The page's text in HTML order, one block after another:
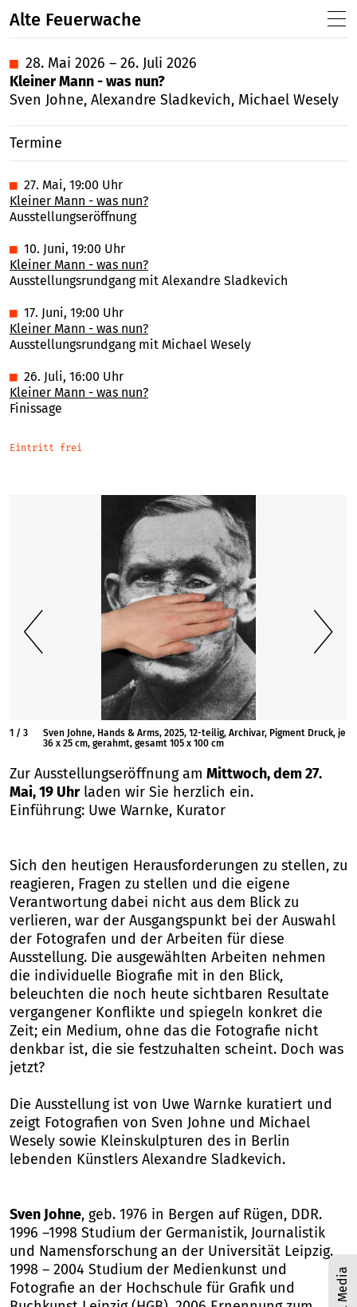
Alte Feuerwache
■ 28. Mai 2026 – 26. Juli 2026
Kleiner Mann - was nun?
Sven Johne, Alexandre Sladkevich, Michael Wesely
Termine
■ 27. Mai, 19:00 Uhr
Kleiner Mann - was nun?
Ausstellungseröffnung
■ 10. Juni, 19:00 Uhr
Kleiner Mann - was nun?
Ausstellungsrundgang mit Alexandre Sladkevich
■ 17. Juni, 19:00 Uhr
Kleiner Mann - was nun?
Ausstellungsrundgang mit Michael Wesely
■ 26. Juli, 16:00 Uhr
Kleiner Mann - was nun?
Finissage
Eintritt frei
Sven Johne, Hands & Arms, 2025, 12-teilig, Archivar, Pigment Druck, je
36 x 25 cm, gerahmt, gesamt 105 x 100 cm
1 / 3
Zur Ausstellungseröffnung am Mittwoch, dem 27.
Mai, 19 Uhrladen wir Sie herzlich ein.
Einführung: Uwe Warnke, Kurator
Sich den heutigen Herausforderungen zu stellen, zu
reagieren, Fragen zu stellen und die eigene
Verantwortung dabei nicht aus dem Blick zu
verlieren, war der Ausgangspunkt bei der Auswahl
der Fotografen und der Arbeiten für diese
Ausstellung. Die ausgewählten Arbeiten nehmen
die individuelle Biografie mit in den Blick,
beleuchten die noch heute sichtbaren Resultate
vergangener Konflikte und spiegeln konkret die
Zeit; ein Medium, ohne das die Fotografie nicht
denkbar ist, die sie festzuhalten scheint. Doch was
jetzt?
Die Ausstellung ist von Uwe Warnke kuratiert und
zeigt Fotografien von Sven Johne und Michael
Wesely sowie Kleinskulpturen des in Berlin
lebenden Künstlers Alexandre Sladkevich.
Sven Johne, geb. 1976 in Bergen auf Rügen, DDR.
1996 –1998 Studium der Germanistik, Journalistik
und Namensforschung an der Universität Leipzig.
1998 – 2004 Studium der Medienkunst und
Fotografie an der Hochschule für Grafik und